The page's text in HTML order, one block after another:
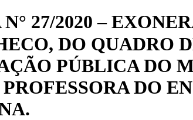
27/2020 –
DO QUADRO
PÚBLICA DO
DO